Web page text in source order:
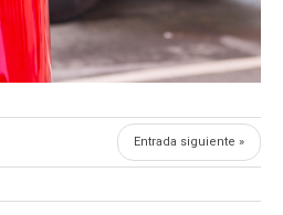
Entrada siguiente »